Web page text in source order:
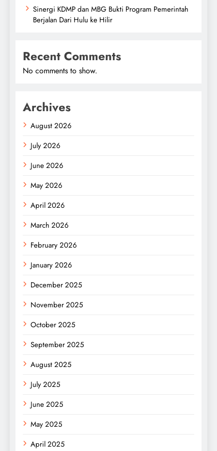
Sinergi KDMP dan MBG Bukti Program Pemerintah
Berjalan Dari Hulu ke Hilir
Recent Comments
No comments to show.
Archives
August 2026
July 2026
June 2026
May 2026
April 2026
March 2026
February 2026
January 2026
December 2025
November 2025
October 2025
September 2025
August 2025
July 2025
June 2025
May 2025
April 2025